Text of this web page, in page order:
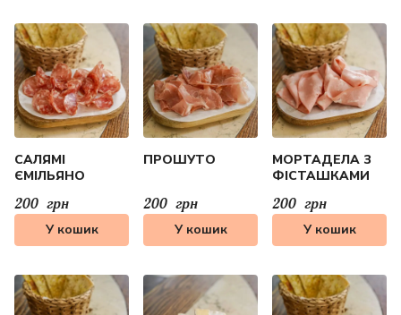
САЛЯМІ
ЄМІЛЬЯНО
У кошик
200 грн
ПРОШУТО
У кошик
200 грн
МОРТАДЕЛА З
ФІСТАШКАМИ
У кошик
200 грн